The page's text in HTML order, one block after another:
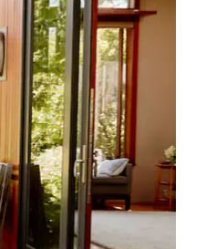
durch Berühren oder